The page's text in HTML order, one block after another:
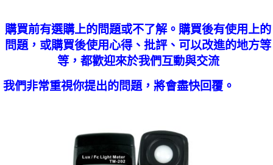
購買前有選購上的問題或不了解。購買後有使用上的
問題，或購買後使用心得、批評、可以改進的地方等
等，都歡迎來於我們互動與交流
我們非常重視你提出的問題，將會盡快回覆。